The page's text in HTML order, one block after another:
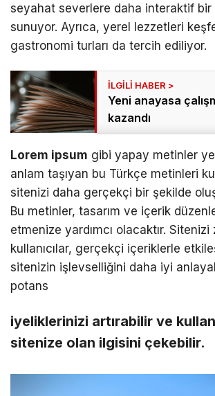
seyahat severlere daha interaktif bir
sunuyor. Ayrıca, yerel lezzetleri
gastronomi turları da tercih ediliyor.
Yeni anayasa
kazandı
Lorem ipsum gibi yapay metinler
anlam taşıyan bu Türkçe metinleri
sitenizi daha gerçekçi bir şekilde
Bu metinler, tasarım ve içerik
etmenize yardımcı olacaktır.
kullanıcılar, gerçekçi içeriklerle
sitenizin işlevselliğini daha iyi
potans
iyeliklerinizi artırabilir ve
sitenize olan ilgisini çekebilir.